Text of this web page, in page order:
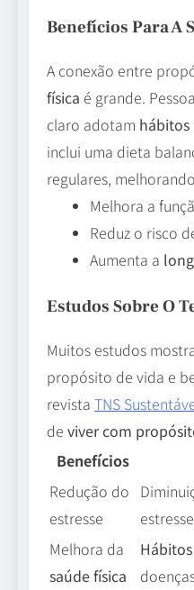
Benefícios Para A
A conexão entre
física é grande.
claro adotam hábitos
inclui uma dieta
regulares,
Melhora a
Reduz o risco
Aumenta a
Estudos Sobre O
Muitos estudos
propósito de vida e
revista TNS
de viver com
Benefícios
Redução do
estresse
Melhora da
saúde física